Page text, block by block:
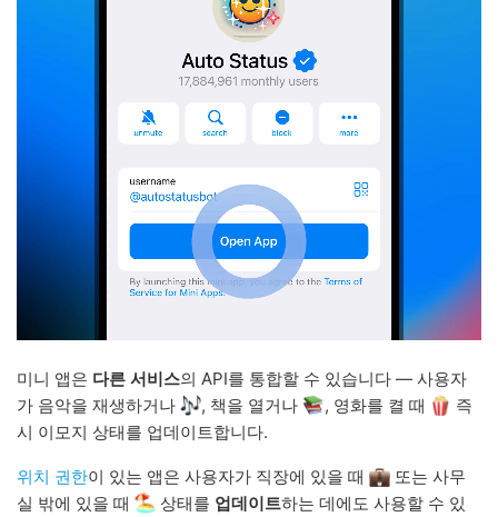
미니 앱은 다른 서비스의 API를 통합할 수 있습니다 — 사용자
가 음악을 재생하거나
, 책을 열거나 , 영화를 켤 때
즉
시 이모지 상태를 업데이트합니다.
위치 권한이 있는 앱은 사용자가 직장에 있을 때
또는 사무
실 밖에 있을 때
상태를 업데이트하는 데에도 사용할 수 있